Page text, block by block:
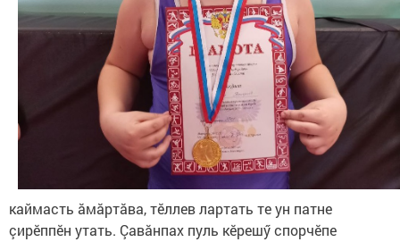
каймасть ăмăртăва, тӗллев лартать те ун патне
çирӗппӗн утать. Çавăнпах пуль кӗрешӳ спорчӗпе